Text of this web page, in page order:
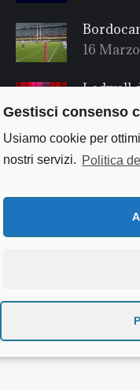
Gestisci consenso
Usiamo cookie per
nostri servizi. Politica
16
Ledwall
16